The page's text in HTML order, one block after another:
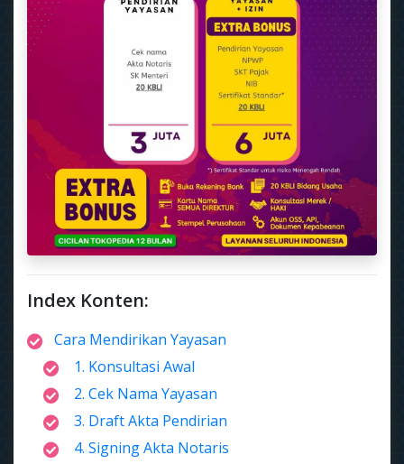
Index Konten:
Cara Mendirikan Yayasan
1. Konsultasi Awal
2. Cek Nama Yayasan
3. Draft Akta Pendirian
4. Signing Akta Notaris